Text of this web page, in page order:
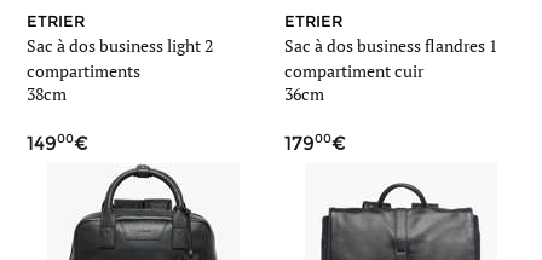
ETRIER
Sac à dos business light 2
compartiments
38cm
14900
ETRIER
Sac à dos business flandres 1
compartiment cuir
36cm
17900